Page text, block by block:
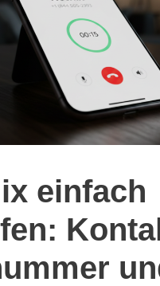
einfach